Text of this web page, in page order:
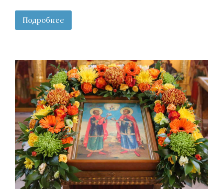
Подробнее